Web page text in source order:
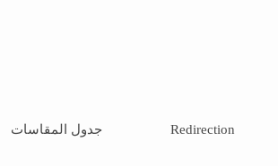
جدول المقاسات Redirection